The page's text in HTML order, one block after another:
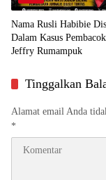
Nama Rusli Habibie
Dalam Kasus
Jeffry Rumampuk
Tinggalkan
Alamat email Anda
*